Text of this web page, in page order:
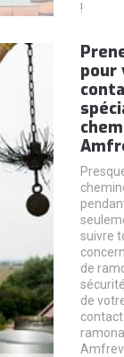
!
pour
suivre
de
de